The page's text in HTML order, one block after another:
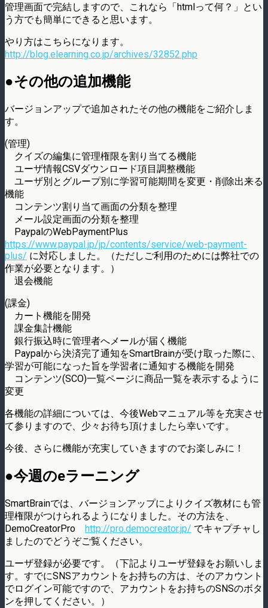
管理画面で完結しますので、これなら「htmlって何？」とい
う方でも簡単にできると思います。
やり方はこちらになります。
http://blog.elearning.co.jp/archives/32852.php
●その他の追加機能
バージョンアップで追加されたその他の機能をご紹介しま
す。
(管理)
クイズの編集に管理権限を割り当てる機能
ユーザ情報CSVダウンロード項目調整機能
ユーザ別とグループ別に学習可能期間を変更・削除出来る
機能
コンテンツ割り当て画面の分類を整理
メール設定画面の分類を整理
PaypalのWebPaymentPlus
https://www.paypal.jp/jp/contents/service/web-payment-
plus/ に対応しました。（ただしご利用のためには弊社での
作業が必要となります。）
退会機能
(課金)
カート機能を開発
課金集計機能
銀行振込時に管理者へメールが届く機能
Paypalから決済完了通知をSmartBrainが受け取った際に、
学習が可能になった旨を学習者に通知する機能を開発
コンテンツ(SCO)一覧ページに商品一覧を表示するように
変更
各機能の詳細については、今後Webマニュアル等を充実させ
て参りますので、少々お待ち頂けましたら幸いです。
今後、さらに機能が充実していきますのでお楽しみに！
●今週のeラーニング
SmartBrainでは、バージョンアップによりクイズ教材にも管
理権限がつけられるようになりました。その方法を、
DemoCreatorPro
http://pro.democreator.jp/ でキャプチャし
ましたのでどうぞご覧ください。
ユーザ登録が必要です。（下記よりユーザ登録をお願いしま
す。すでにSNSアカウントをお持ちの方は、そのアカウント
でログイン可能ですので、アカウントをお持ちのSNSのボタ
ンを押してください。）